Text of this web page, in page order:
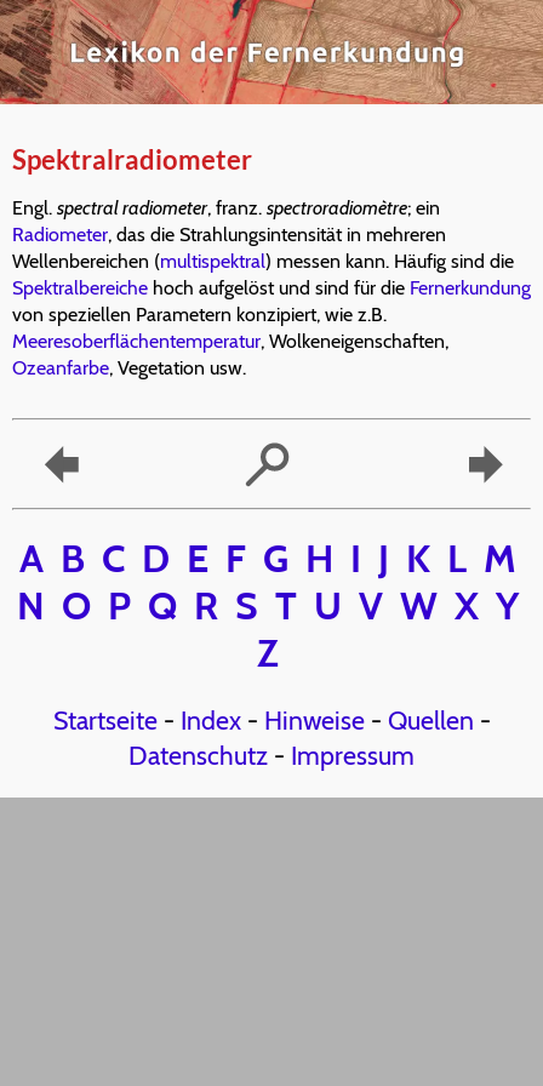
Spektralradiometer
Engl. spectral radiometer, franz. spectroradiomètre; ein
Radiometer, das die Strahlungsintensität in mehreren
Wellenbereichen (multispektral) messen kann. Häufig sind die
Spektralbereiche hoch aufgelöst und sind für die Fernerkundung
von speziellen Parametern konzipiert, wie z.B.
Meeresoberflächentemperatur, Wolkeneigenschaften,
Ozeanfarbe, Vegetation usw.
A B C D E F G H I J K L M
N O P Q R S T U V W X Y
Z
Startseite- Index- Hinweise- Quellen -
Datenschutz - Impressum